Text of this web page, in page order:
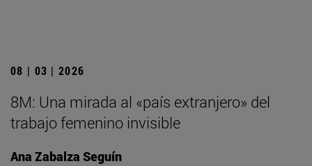
08 | 03 | 2026
8M: Una mirada al «país extranjero» del
trabajo femenino invisible
Ana Zabalza Seguín